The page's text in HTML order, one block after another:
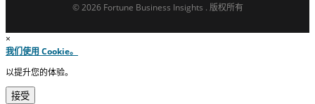
© 2026 Fortune Business Insights . 版权所有
×
我们使用 Cookie。
以提升您的体验。
接受